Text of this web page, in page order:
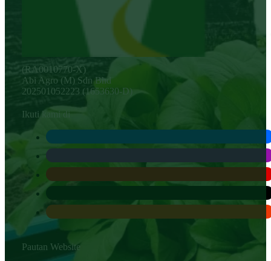
(RA0010770-X)
Abi Agro (M) Sdn Bhd
202501052223 (1653630-D)
Ikuti kami di
Pautan Website